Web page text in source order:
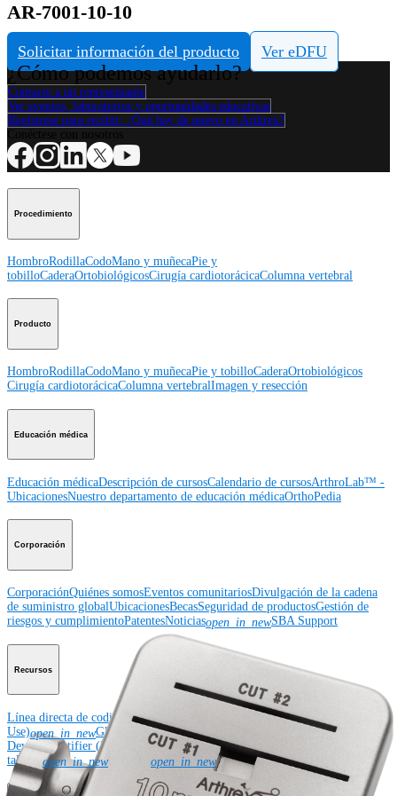
AR-7001-10-10
Solicitar información del producto Ver eDFU
¿Cómo podemos ayudarlo?
Contacte a un representante
Ver eventos, laboratorios y oportunidades educativas
Regístrese para recibir: ¿Qué hay de nuevo en Arthrex?
Procedimiento
HombroRodillaCodoMano y muñecaPie y
tobilloCaderaOrtobiológicosCirugía cardiotorácicaColumna vertebral
Producto
HombroRodillaCodoMano y muñecaPie y tobilloCaderaOrtobiológicos
Cirugía cardiotorácicaColumna vertebralImagen y resección
Educación médica
Educación médicaDescripción de cursosCalendario de cursosArthroLab™ -
UbicacionesNuestro departamento de educación médicaOrthoPedia
Corporación
CorporaciónQuiénes somosEventos comunitariosDivulgación de la cadena
de suministro globalUbicacionesBecasSeguridad de productosGestión de
riesgos y cumplimientoPatentesNoticiasopen_in_newSBA Support
Recursos
Línea directa de codificación eDFUs (Instructions for
Use)open_in_newGlobal Enterprise Labeling System (GELS)Unique
Device Identifier (UDI)
Solicitud para exhibiciones, congresos y
talleres open_in_newRep Site open_in_newThe Arthrex Surgeon App